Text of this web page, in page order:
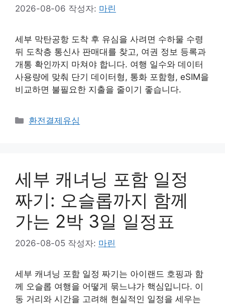
2026-08-06 작성자: 마린
세부 막탄공항 도착 후 유심을 사려면 수하물 수령
뒤 도착층 통신사 판매대를 찾고, 여권 정보 등록과
개통 확인까지 마쳐야 합니다. 여행 일수와 데이터
사용량에 맞춰 단기 데이터형, 통화 포함형, eSIM을
비교하면 불필요한 지출을 줄이기 좋습니다.
카
환전결제유심
세부 캐녀닝 포함 일정
짜기: 오슬롭까지 함께
가는 2박 3일 일정표
2026-08-05 작성자: 마린
세부 캐녀닝 포함 일정 짜기는 아이랜드 호핑과 함
께 오슬롭 여행을 어떻게 묶느냐가 핵심입니다. 이
동 거리와 시간을 고려해 현실적인 일정을 세우는